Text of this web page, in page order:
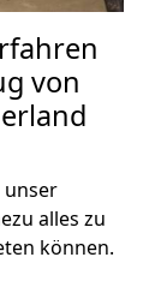
von
unser
alles zu
können.